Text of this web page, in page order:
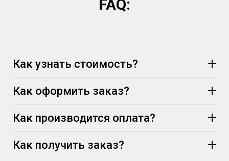
FAQ:
Как узнать стоимость?
Как оформить заказ?
Как производится оплата?
Как получить заказ?